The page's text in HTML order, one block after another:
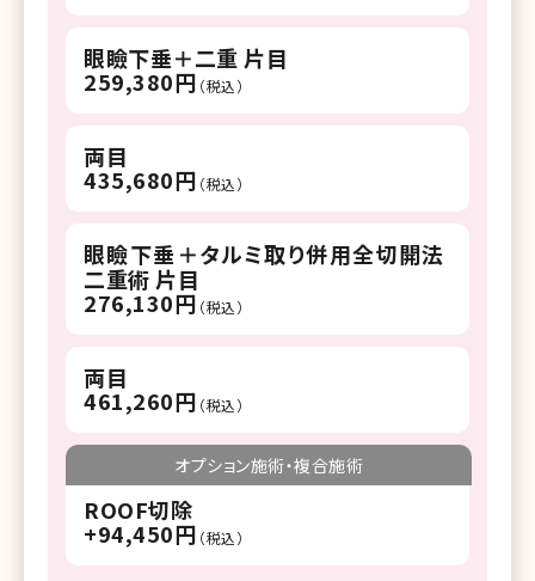
眼瞼下垂＋二重 片目
259,380円 （税込）
両目
435,680円 （税込）
眼瞼下垂＋タルミ取り併用全切開法
二重術 片目
276,130円 （税込）
両目
461,260円 （税込）
オプション施術・複合施術
ROOF切除
+94,450円 （税込）